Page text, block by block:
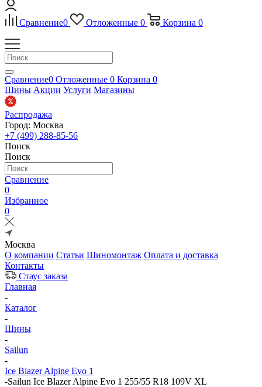
Сравнение0 Отложенные 0 Корзина 0
Сравнение0 Отложенные 0 Корзина 0
Шины Акции Услуги Магазины
Распродажа
Город: Москва
+7 (499) 288-85-56
Поиск
Поиск
Сравнение
0
Избранное
0
Москва
О компании Статьи Шиномонтаж Оплата и доставка
Контакты
Стаус заказа
Главная
-
Каталог
-
Шины
-
Sailun
-
Ice Blazer Alpine Evo 1
-Sailun Ice Blazer Alpine Evo 1 255/55 R18 109V XL